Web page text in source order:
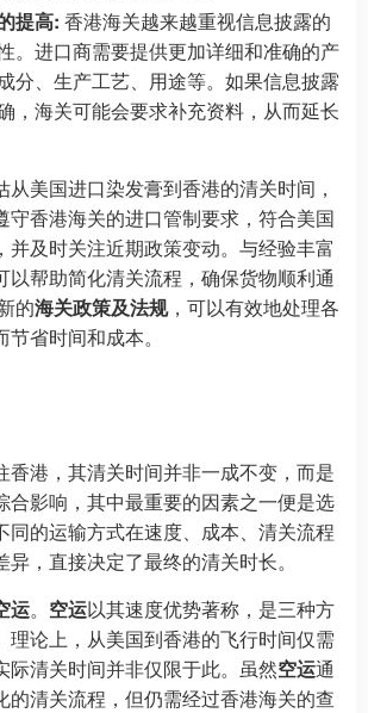
提高: 香港海关越来越重视信息披露的
。进口商需要提供更加详细和准确的产
分、生产工艺、用途等。如果信息披露
，海关可能会要求补充资料，从而延长
从美国进口染发膏到香港的清关时间，
守香港海关的进口管制要求，符合美国
并及时关注近期政策变动。与经验丰富
以帮助简化清关流程，确保货物顺利通
的海关政策及法规，可以有效地处理各
省时间和成本。
香港，其清关时间并非一成不变，而是
合影响，其中最重要的因素之一便是选
同的运输方式在速度、成本、清关流程
，直接决定了最终的清关时长。
运。 空运以其速度优势著称，是三种方
理论上，从美国到香港的飞行时间仅需
际清关时间并非仅限于此。虽然空运通
的清关流程，但仍需经过香港海关的查